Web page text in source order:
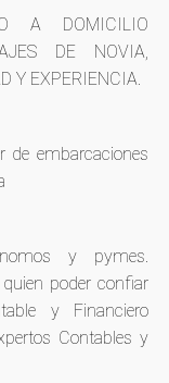
A DOMICILIO
DE NOVIA,
Y EXPERIENCIA.
de embarcaciones
y pymes.
poder confiar
y Financiero
Contables y